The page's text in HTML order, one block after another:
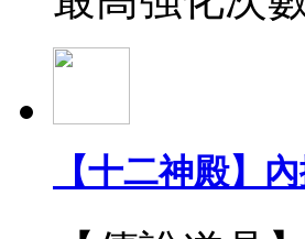
【十二神殿】